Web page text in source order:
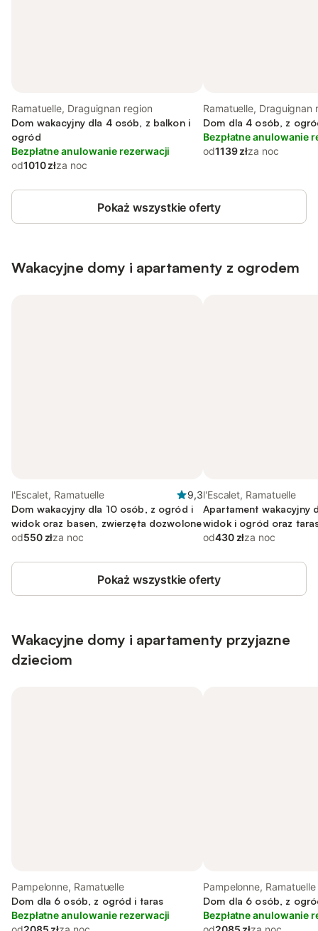
Ramatuelle, Draguignan region
Dom wakacyjny dla 4 osób, z balkon i
ogród
Bezpłatne anulowanie rezerwacji
od1010 złza noc
Ramatuelle, Draguignan
Dom dla 4 osób, z
Bezpłatne anulowanie
od1139 złza noc
Pokaż wszystkie oferty
Wakacyjne domy i apartamenty z ogrodem
l'Escalet, Ramatuelle
9,3
Dom wakacyjny dla 10 osób, z ogród i
widok oraz basen, zwierzęta dozwolone
od550 złza noc
l'Escalet, Ramatuelle
Apartament wakacyjny
widok i ogród oraz
od430 złza noc
Pokaż wszystkie oferty
Wakacyjne domy i apartamenty przyjazne
dzieciom
Pampelonne, Ramatuelle
Dom dla 6 osób, z ogród i taras
Bezpłatne anulowanie rezerwacji
Pampelonne, Ramatuelle
Dom dla 6 osób, z
Bezpłatne anulowanie